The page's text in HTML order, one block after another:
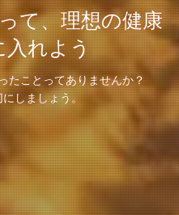
て、理想の健康
入れよう
たことってありませんか？
しましょう。